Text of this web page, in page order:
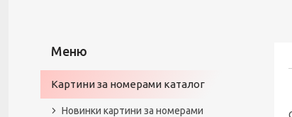
Картини за номерами каталог
Новинки картини за номерами